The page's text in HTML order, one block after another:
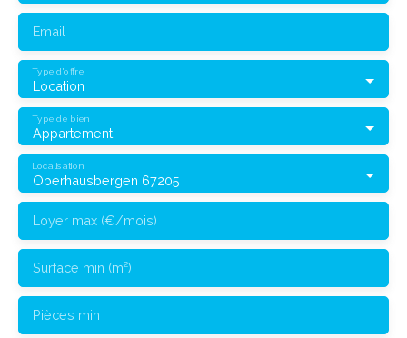
Email
Location
Type d'offre
Appartement
Type de bien
Oberhausbergen 67205
Localisation
Loyer max (€/mois)
Surface min (m²)
Pièces min